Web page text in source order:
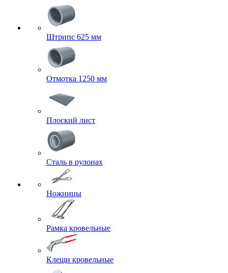
Штрипс 625 мм
Отмотка 1250 мм
Плоский лист
Сталь в рулонах
Ножницы
Рамка кровельные
Клещи кровельные